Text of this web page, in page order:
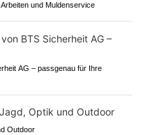
und Muldenservice
AG – passgenau für Ihre
Outdoor